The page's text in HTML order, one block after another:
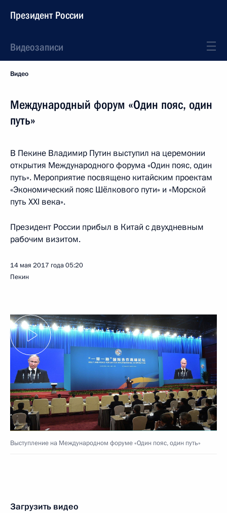
Президент России
Видеозаписи
Видео
Международный форум «Один пояс, один
путь»
В Пекине Владимир Путин выступил на церемонии
открытия Международного форума «Один пояс, один
путь». Мероприятие посвящено китайским проектам
«Экономический пояс Шёлкового пути» и «Морской
путь XXI века».
Президент России прибыл в Китай с двухдневным
рабочим визитом.
14 мая 2017 года05:20
Пекин
Выступление на Международном форуме «Один пояс, один путь»
Загрузить видео